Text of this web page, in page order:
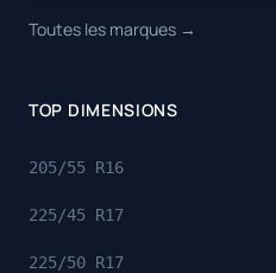
Toutes les marques →
TOP DIMENSIONS
205/55 R16
225/45 R17
225/50 R17